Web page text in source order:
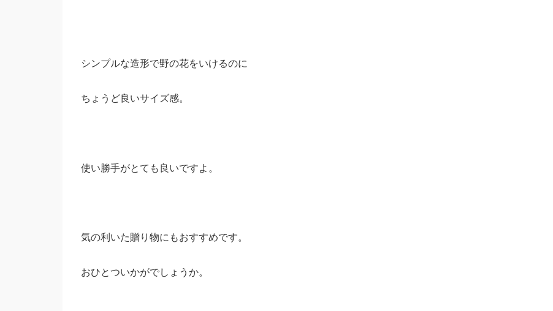
シンプルな造形で野の花をいけるのに
ちょうど良いサイズ感。
使い勝手がとても良いですよ。
気の利いた贈り物にもおすすめです。
おひとついかがでしょうか。